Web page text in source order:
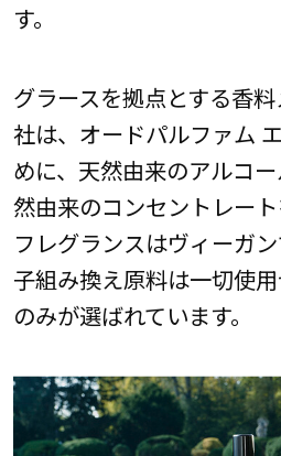
す。
グラースを拠点とする香
社は、オードパルファム
めに、天然由来のアルコ
然由来のコンセントレート
フレグランスはヴィーガ
子組み換え原料は一切使
のみが選ばれています。